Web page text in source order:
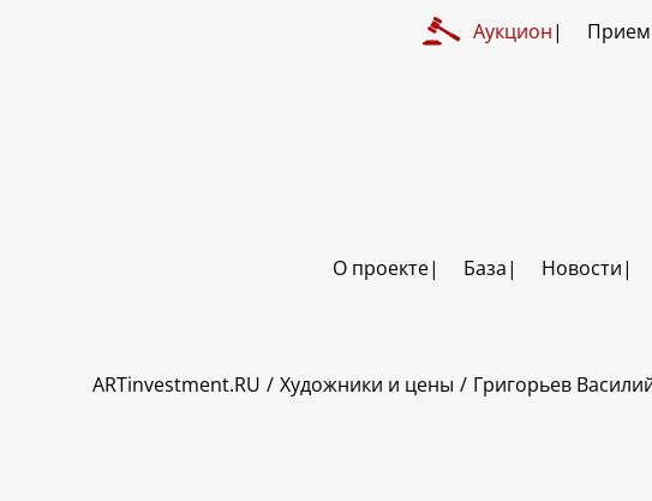
Аукцион Прием
О проекте База Новости
ARTinvestment.RU Художники и цены Григорьев